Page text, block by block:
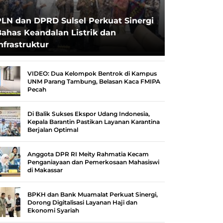
dan DPRD Sulsel Perkuat Sinergi
Keandalan Listrik dan
VIDEO: Dua Kelompok Bentrok di Kampus
UNM Parang Tambung, Belasan Kaca FMIPA
Pecah
Di Balik Sukses Ekspor Udang Indonesia,
Kepala Barantin Pastikan Layanan Karantina
Berjalan Optimal
Anggota DPR RI Meity Rahmatia Kecam
Penganiayaan dan Pemerkosaan Mahasiswi
di Makassar
BPKH dan Bank Muamalat Perkuat Sinergi,
Dorong Digitalisasi Layanan Haji dan
Ekonomi Syariah